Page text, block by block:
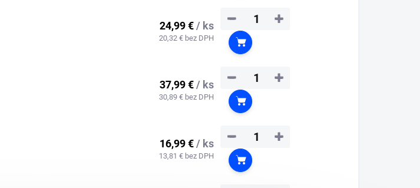
24,99 €/ ks
20,32 € bez DPH
+
−
Do košíka
37,99 €/ ks
30,89 € bez DPH
+
−
Do košíka
16,99 €/ ks
13,81 € bez DPH
+
−
Do košíka